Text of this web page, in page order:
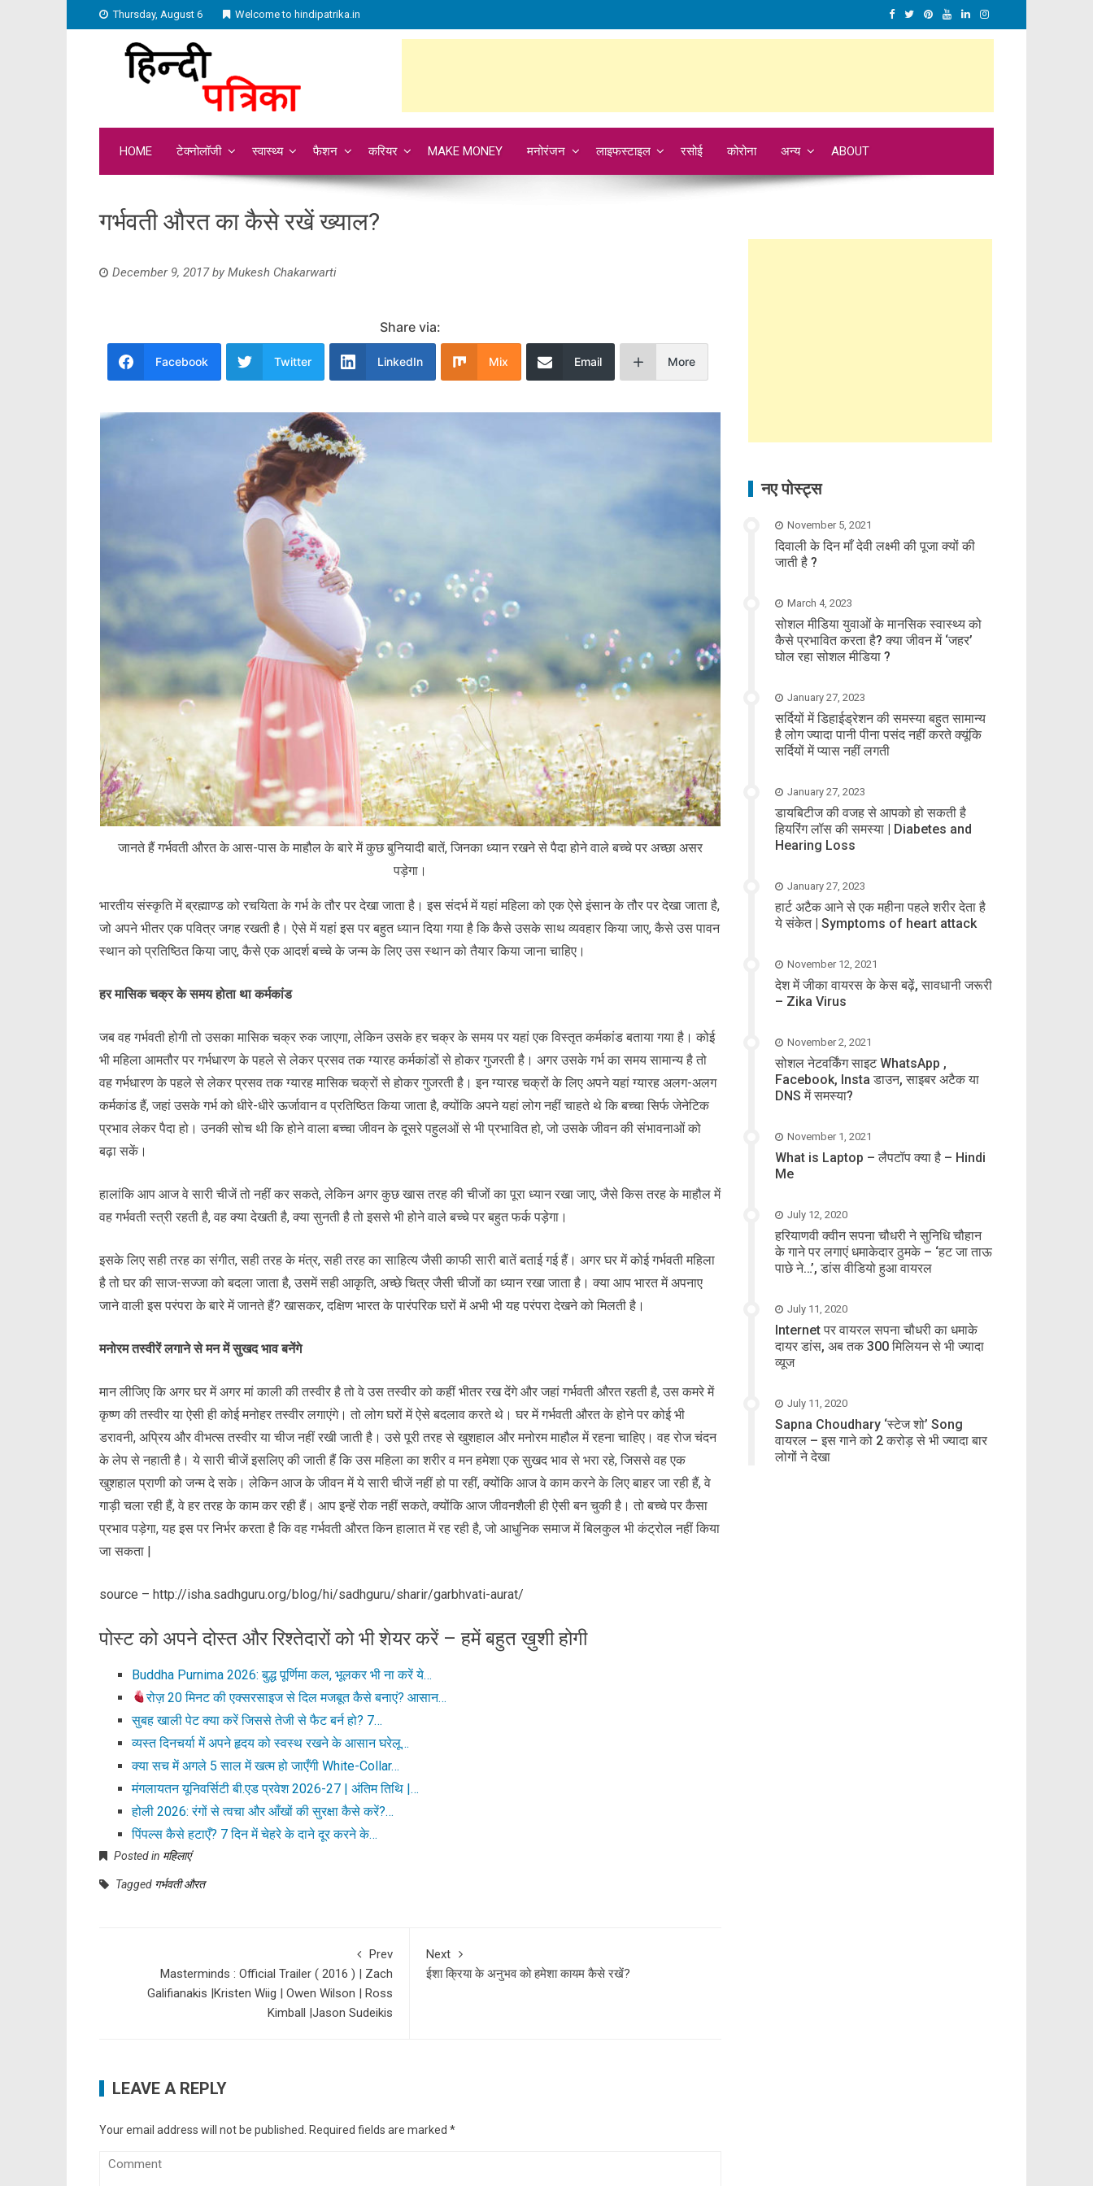
Thursday, August 6 Welcome to hindipatrika.in
HOME टेक्नोलॉजी स्वास्थ्य फैशन करियर MAKE MONEY मनोरंजन लाइफस्टाइल रसोई कोरोना अन्य ABOUT
गर्भवती औरत का कैसे रखें ख्याल?
December 9, 2017by Mukesh Chakarwarti
Share via:
Facebook Twitter LinkedIn Mix Email More
जानते हैं गर्भवती औरत के आस-पास के माहौल के बारे में कुछ बुनियादी बातें, जिनका ध्यान रखने से पैदा होने वाले बच्चे पर अच्छा असर
पड़ेगा।
भारतीय संस्कृति में ब्रह्माण्ड को रचयिता के गर्भ के तौर पर देखा जाता है। इस संदर्भ में यहां महिला को एक ऐसे इंसान के तौर पर देखा जाता है,
जो अपने भीतर एक पवित्र जगह रखती है। ऐसे में यहां इस पर बहुत ध्यान दिया गया है कि कैसे उसके साथ व्यवहार किया जाए, कैसे उस पावन
स्थान को प्रतिष्ठित किया जाए, कैसे एक आदर्श बच्चे के जन्म के लिए उस स्थान को तैयार किया जाना चाहिए।
हर मासिक चक्र के समय होता था कर्मकांड
जब वह गर्भवती होगी तो उसका मासिक चक्र रुक जाएगा, लेकिन उसके हर चक्र के समय पर यहां एक विस्तृत कर्मकांड बताया गया है। कोई
भी महिला आमतौर पर गर्भधारण के पहले से लेकर प्रसव तक ग्यारह कर्मकांडों से होकर गुजरती है। अगर उसके गर्भ का समय सामान्य है तो
वह गर्भधारण के पहले से लेकर प्रसव तक ग्यारह मासिक चक्रों से होकर गुजरती है। इन ग्यारह चक्रों के लिए अपने यहां ग्यारह अलग-अलग
कर्मकांड हैं, जहां उसके गर्भ को धीरे-धीरे ऊर्जावान व प्रतिष्ठित किया जाता है, क्योंकि अपने यहां लोग नहीं चाहते थे कि बच्चा सिर्फ जेनेटिक
प्रभाव लेकर पैदा हो। उनकी सोच थी कि होने वाला बच्चा जीवन के दूसरे पहुलओं से भी प्रभावित हो, जो उसके जीवन की संभावनाओं को
बढ़ा सकें।
हालांकि आप आज वे सारी चीजें तो नहीं कर सकते, लेकिन अगर कुछ खास तरह की चीजों का पूरा ध्यान रखा जाए, जैसे किस तरह के माहौल में
वह गर्भवती स्त्री रहती है, वह क्या देखती है, क्या सुनती है तो इससे भी होने वाले बच्चे पर बहुत फर्क पड़ेगा।
इसके लिए सही तरह का संगीत, सही तरह के मंत्र, सही तरह का साहित्य जैसी काफी सारी बातें बताई गई हैं। अगर घर में कोई गर्भवती महिला
है तो घर की साज-सज्जा को बदला जाता है, उसमें सही आकृति, अच्छे चित्र जैसी चीजों का ध्यान रखा जाता है। क्या आप भारत में अपनाए
जाने वाली इस परंपरा के बारे में जानते हैं? खासकर, दक्षिण भारत के पारंपरिक घरों में अभी भी यह परंपरा देखने को मिलती है।
मनोरम तस्वीरें लगाने से मन में सुखद भाव बनेंगे
मान लीजिए कि अगर घर में अगर मां काली की तस्वीर है तो वे उस तस्वीर को कहीं भीतर रख देंगे और जहां गर्भवती औरत रहती है, उस कमरे में
कृष्ण की तस्वीर या ऐसी ही कोई मनोहर तस्वीर लगाएंगे। तो लोग घरों में ऐसे बदलाव करते थे। घर में गर्भवती औरत के होने पर कोई भी
डरावनी, अप्रिय और वीभत्स तस्वीर या चीज नहीं रखी जाती है। उसे पूरी तरह से खुशहाल और मनोरम माहौल में रहना चाहिए। वह रोज चंदन
के लेप से नहाती है। ये सारी चीजें इसलिए की जाती हैं कि उस महिला का शरीर व मन हमेशा एक सुखद भाव से भरा रहे, जिससे वह एक
खुशहाल प्राणी को जन्म दे सके। लेकिन आज के जीवन में ये सारी चीजें नहीं हो पा रहीं, क्योंकि आज वे काम करने के लिए बाहर जा रही हैं, वे
गाड़ी चला रही हैं, वे हर तरह के काम कर रही हैं। आप इन्हें रोक नहीं सकते, क्योंकि आज जीवनशैली ही ऐसी बन चुकी है। तो बच्चे पर कैसा
प्रभाव पड़ेगा, यह इस पर निर्भर करता है कि वह गर्भवती औरत किन हालात में रह रही है, जो आधुनिक समाज में बिलकुल भी कंट्रोल नहीं किया
जा सकता |
source – http://isha.sadhguru.org/blog/hi/sadhguru/sharir/garbhvati-aurat/
पोस्ट को अपने दोस्त और रिश्तेदारों को भी शेयर करें – हमें बहुत ख़ुशी होगी
Buddha Purnima 2026: बुद्ध पूर्णिमा कल, भूलकर भी ना करें ये…
रोज़ 20 मिनट की एक्सरसाइज से दिल मजबूत कैसे बनाएं? आसान…
सुबह खाली पेट क्या करें जिससे तेजी से फैट बर्न हो? 7…
व्यस्त दिनचर्या में अपने हृदय को स्वस्थ रखने के आसान घरेलू…
क्या सच में अगले 5 साल में खत्म हो जाएँगी White-Collar…
मंगलायतन यूनिवर्सिटी बी.एड प्रवेश 2026-27 | अंतिम तिथि |…
होली 2026: रंगों से त्वचा और आँखों की सुरक्षा कैसे करें?…
पिंपल्स कैसे हटाएँ? 7 दिन में चेहरे के दाने दूर करने के…
Posted in महिलाएं
Tagged गर्भवती औरत
Prev
Masterminds : Official Trailer ( 2016 ) | Zach
Galifianakis |Kristen Wiig | Owen Wilson | Ross
Kimball |Jason Sudeikis
Next
ईशा क्रिया के अनुभव को हमेशा कायम कैसे रखें?
LEAVE A REPLY
Your email address will not be published. Required fields are marked *
नए पोस्ट्स
November 5, 2021
दिवाली के दिन माँ देवी लक्ष्मी की पूजा क्यों की
जाती है ?
March 4, 2023
सोशल मीडिया युवाओं के मानसिक स्वास्थ्य को
कैसे प्रभावित करता है? क्या जीवन में ‘जहर’
घोल रहा सोशल मीडिया ?
January 27, 2023
सर्दियों में डिहाईड्रेशन की समस्या बहुत सामान्य
है लोग ज्यादा पानी पीना पसंद नहीं करते क्यूंकि
सर्दियों में प्यास नहीं लगती
January 27, 2023
डायबिटीज की वजह से आपको हो सकती है
हियरिंग लॉस की समस्या | Diabetes and
Hearing Loss
January 27, 2023
हार्ट अटैक आने से एक महीना पहले शरीर देता है
ये संकेत | Symptoms of heart attack
November 12, 2021
देश में जीका वायरस के केस बढ़ें, सावधानी जरूरी
– Zika Virus
November 2, 2021
सोशल नेटवर्किंग साइट WhatsApp ,
Facebook, Insta डाउन, साइबर अटैक या
DNS में समस्या?
November 1, 2021
What is Laptop – लैपटॉप क्या है – Hindi
Me
July 12, 2020
हरियाणवी क्वीन सपना चौधरी ने सुनिधि चौहान
के गाने पर लगाएं धमाकेदार ठुमके – ‘हट जा ताऊ
पाछे ने…’, डांस वीडियो हुआ वायरल
July 11, 2020
Internet पर वायरल सपना चौधरी का धमाके
दायर डांस, अब तक 300 मिलियन से भी ज्यादा
व्यूज
July 11, 2020
Sapna Choudhary ‘स्टेज शो’ Song
वायरल – इस गाने को 2 करोड़ से भी ज्यादा बार
लोगों ने देखा